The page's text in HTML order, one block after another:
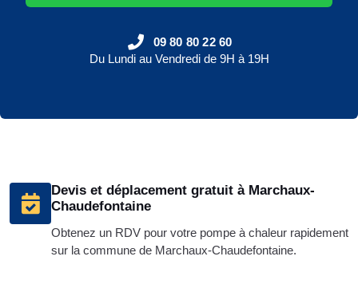
Devis et déplacement gratuit à Marchaux-
Chaudefontaine
Obtenez un RDV pour votre pompe à chaleur rapidement
sur la commune de Marchaux-Chaudefontaine.
09 80 80 22 60
Du Lundi au Vendredi de 9H à 19H